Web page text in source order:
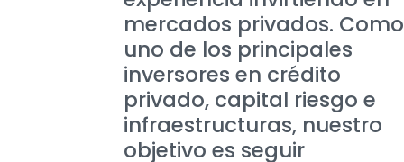
mercados privados. Como
uno de los principales
inversores en crédito
privado, capital riesgo e
infraestructuras, nuestro
objetivo es seguir